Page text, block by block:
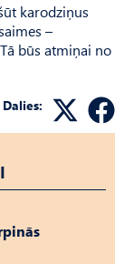
karodziņus
–
būs atmiņai no
Dalies: